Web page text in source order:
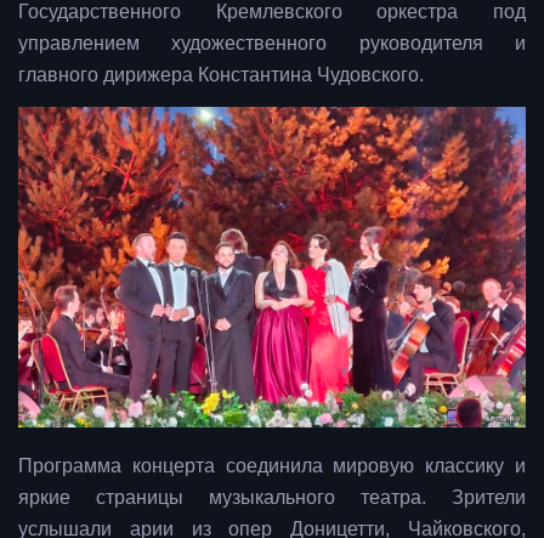
Государственного Кремлевского оркестра под
управлением художественного руководителя и
главного дирижера Константина Чудовского.
Программа концерта соединила мировую классику и
яркие страницы музыкального театра. Зрители
услышали арии из опер Доницетти, Чайковского,